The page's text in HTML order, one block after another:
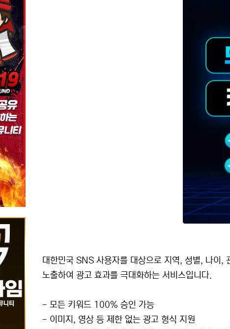
대한민국 SNS 사용자를 대상으로 지역, 성별, 나이,
노출하여 광고 효과를 극대화하는 서비스입니다.
- 모든 키워드 100% 승인 가능
- 이미지, 영상 등 제한 없는 광고 형식 지원